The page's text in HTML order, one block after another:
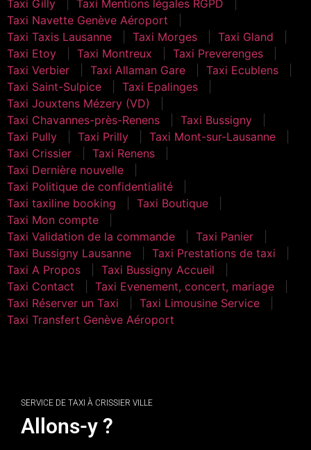
Taxi Gilly
Taxi Mentions légales RGPD
Taxi Navette Genève Aéroport
Taxi Taxis Lausanne
Taxi Morges
Taxi Gland
Taxi Etoy
Taxi Montreux
Taxi Preverenges
Taxi Verbier
Taxi Allaman Gare
Taxi Ecublens
Taxi Saint-Sulpice
Taxi Epalinges
Taxi Jouxtens Mézery (VD)
Taxi Chavannes-près-Renens
Taxi Bussigny
Taxi Pully
Taxi Prilly
Taxi Mont-sur-Lausanne
Taxi Crissier
Taxi Renens
Taxi Dernière nouvelle
Taxi Politique de confidentialité
Taxi taxiline booking
Taxi Boutique
Taxi Mon compte
Taxi Validation de la commande
Taxi Panier
Taxi Bussigny Lausanne
Taxi Prestations de taxi
Taxi A Propos
Taxi Bussigny Accueil
Taxi Contact
Taxi Evenement, concert, mariage
Taxi Réserver un Taxi
Taxi Limousine Service
Taxi Transfert Genève Aéroport
SERVICE DE TAXI À CRISSIER VILLE
Allons-y ?